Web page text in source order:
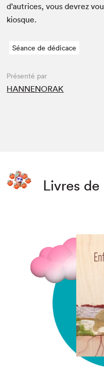
d’autrices, vous devrez
kiosque.
Séance de dédicace
Présenté par
HANNENORAK
Livres